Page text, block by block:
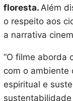
floresta. Além
o respeito aos
a narrativa
“O filme aborda
com o ambiente
espiritual e